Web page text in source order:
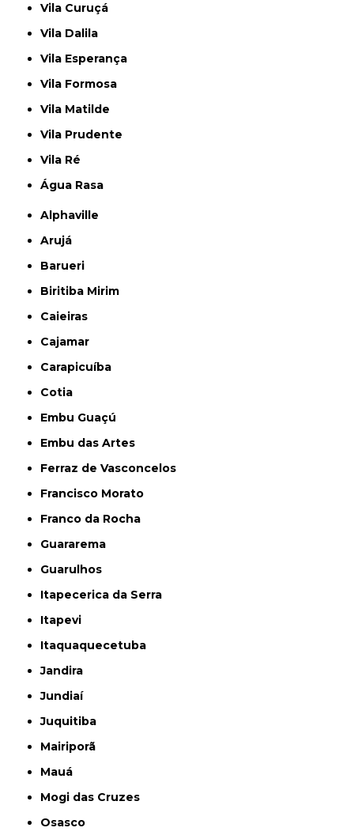
Vila Curuçá
Vila Dalila
Vila Esperança
Vila Formosa
Vila Matilde
Vila Prudente
Vila Ré
Água Rasa
Alphaville
Arujá
Barueri
Biritiba Mirim
Caieiras
Cajamar
Carapicuíba
Cotia
Embu Guaçú
Embu das Artes
Ferraz de Vasconcelos
Francisco Morato
Franco da Rocha
Guararema
Guarulhos
Itapecerica da Serra
Itapevi
Itaquaquecetuba
Jandira
Jundiaí
Juquitiba
Mairiporã
Mauá
Mogi das Cruzes
Osasco